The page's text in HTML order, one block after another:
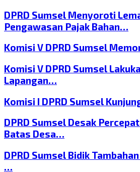
DPRD Sumsel Menyoroti
Pengawasan Pajak Bahan…
Komisi V DPRD Sumsel
Komisi V DPRD Sumsel
Lapangan…
Komisi I DPRD Sumsel
DPRD Sumsel Desak
Batas Desa…
DPRD Sumsel Bidik
…